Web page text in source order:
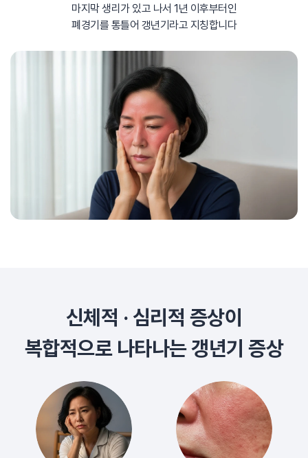
마지막 생리가 있고 나서 1년 이후부터인
폐경기를 통틀어 갱년기라고 지칭합니다
신체적 · 심리적 증상이
복합적으로 나타나는 갱년기 증상